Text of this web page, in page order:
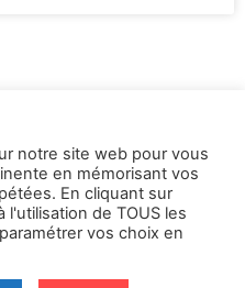
notre site web pour vous
en mémorisant vos
En cliquant sur
de TOUS les
vos choix en